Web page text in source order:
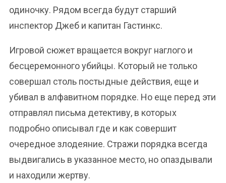
одиночку. Рядом всегда будут старший
инспектор Джеб и капитан Гастинкс.
Игровой сюжет вращается вокруг наглого и
бесцеремонного убийцы. Который не только
совершал столь постыдные действия, еще и
убивал в алфавитном порядке. Но еще перед эти
отправлял письма детективу, в которых
подробно описывал где и как совершит
очередное злодеяние. Стражи порядка всегда
выдвигались в указанное место, но опаздывали
и находили жертву.